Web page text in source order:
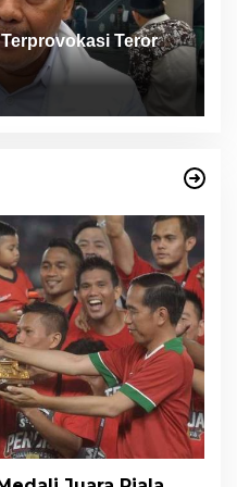
Teror